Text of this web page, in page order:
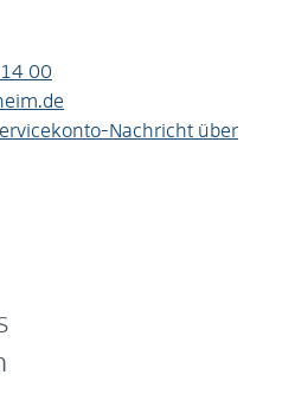
14 00
Nachricht über